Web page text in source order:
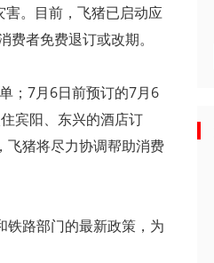
害。目前，飞猪已启动应
者免费退订或改期。
；7月6日前预订的7月6
宾阳、东兴的酒店订
飞猪将尽力协调帮助消费
铁路部门的最新政策，为